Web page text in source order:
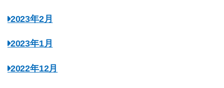
2023年2月
2023年1月
2022年12月